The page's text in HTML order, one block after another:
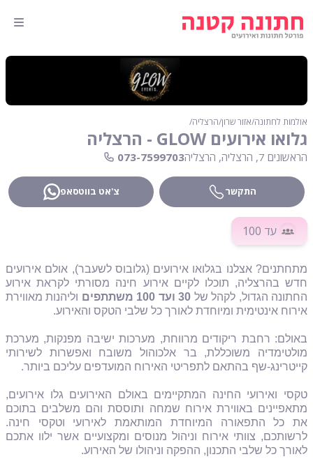
אולמות לחתונה∕אזור שרון∕הרצליה∕
גלואו אירועים GLOW - הרצליה
הראשונים 7, הרצליה, הרצליה 073-7599703
התקשר צ'אט בווטסאפ
עד 100
מתחתנים? אצלנו בגלואו אירועים (גלובוס לשעבר), אולם אירועים
חדש בהרצליה, תוכלו לקיים אירוע חינה מסורתי לקראת אירוע
החתונה הגדול, לקהל של 30 ועד 100 משתתפים
וליהנות מאווירת
אירוח אינטימית ומיוחדת לאורך כל שלבי הטקס והאירוע.
באולם: רחבת ריקודים מרווחת, מערכות ישיבה מפנקות, מערכת
מולטימדיה משוכללת, בר אלכוהול משובח ואפשרות לשירותי
קייטרינג-שף בהתאם לתפריטי האירוח המועדפים עליכם ביותר.
טקסי ואירועי החינה המתקיימים באולם האירועים גלו אירועים,
מתאפיינים באווירת אירוח שמחה ותוססת והם משלבים בתוכם
את כל התפאורה המיוחדת המותאמת לאירועי וטקסי חינה.
לרשותכם, צוותי אירוח וניהול מנוסים ומקצועיים אשר ילוו אתכם
לאורך כל שלבי התכנון, ההפקה וניהולו של האירוע.